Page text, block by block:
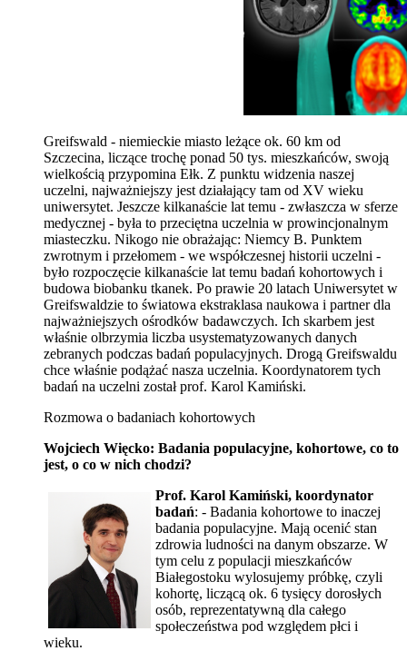
Greifswald - niemieckie miasto leżące ok. 60 km od
Szczecina, liczące trochę ponad 50 tys. mieszkańców, swoją
wielkością przypomina Ełk. Z punktu widzenia naszej
uczelni, najważniejszy jest działający tam od XV wieku
uniwersytet. Jeszcze kilkanaście lat temu - zwłaszcza w sferze
medycznej - była to przeciętna uczelnia w prowincjonalnym
miasteczku. Nikogo nie obrażając: Niemcy B. Punktem
zwrotnym i przełomem - we współczesnej historii uczelni -
było rozpoczęcie kilkanaście lat temu badań kohortowych i
budowa biobanku tkanek. Po prawie 20 latach Uniwersytet w
Greifswaldzie to światowa ekstraklasa naukowa i partner dla
najważniejszych ośrodków badawczych. Ich skarbem jest
właśnie olbrzymia liczba usystematyzowanych danych
zebranych podczas badań populacyjnych. Drogą Greifswaldu
chce właśnie podążać nasza uczelnia. Koordynatorem tych
badań na uczelni został prof. Karol Kamiński.
Rozmowa o badaniach kohortowych
Wojciech Więcko: Badania populacyjne, kohortowe, co to
jest, o co w nich chodzi?
Prof. Karol Kamiński, koordynator
badań: - Badania kohortowe to inaczej
badania populacyjne. Mają ocenić stan
zdrowia ludności na danym obszarze. W
tym celu z populacji mieszkańców
Białegostoku wylosujemy próbkę, czyli
kohortę, liczącą ok. 6 tysięcy dorosłych
osób, reprezentatywną dla całego
społeczeństwa pod względem płci i
wieku.